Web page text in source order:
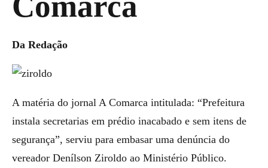
Da Redação
A matéria do jornal A Comarca intitulada: “Prefeitura
instala secretarias em prédio inacabado e sem itens de
segurança”, serviu para embasar uma denúncia do
vereador Denílson Ziroldo ao Ministério Público.